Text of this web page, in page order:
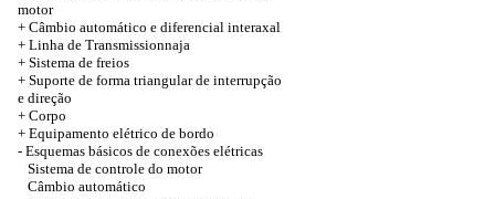
motor
+ Câmbio automático e diferencial interaxal
+ Linha de Transmissionnaja
+ Sistema de freios
+ Suporte de forma triangular de interrupção
e direção
+ Corpo
+ Equipamento elétrico de bordo
- Esquemas básicos de conexões elétricas
Sistema de controle do motor
Câmbio automático